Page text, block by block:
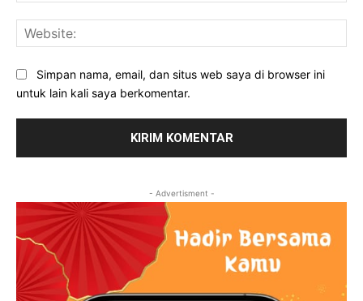
Simpan nama, email, dan situs web saya di browser ini
untuk lain kali saya berkomentar.
- Advertisment -